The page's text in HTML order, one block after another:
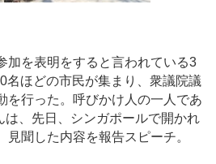
を表明をすると言われている3
名ほどの市民が集まり、衆議院議
を行った。呼びかけ人の一人であ
は、先日、シンガポールで開かれ
聞した内容を報告スピーチ。